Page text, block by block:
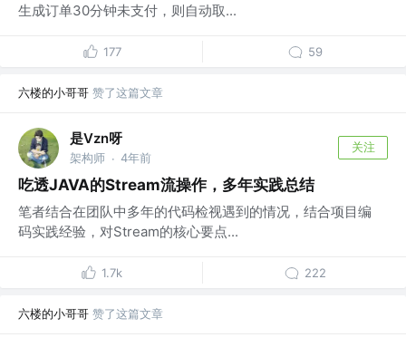
生成订单30分钟未支付，则自动取...
177 59
六楼的小哥哥 赞了这篇文章
是Vzn呀
架构师 · 4年前
关注
吃透JAVA的Stream流操作，多年实践总结
笔者结合在团队中多年的代码检视遇到的情况，结合项目编
码实践经验，对Stream的核心要点...
1.7k 222
六楼的小哥哥 赞了这篇文章